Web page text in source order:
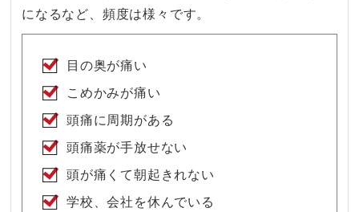
になるなど、頻度は様々です。
目の奥が痛い
こめかみが痛い
頭痛に周期がある
頭痛薬が手放せない
頭が痛くて朝起きれない
学校、会社を休んでいる